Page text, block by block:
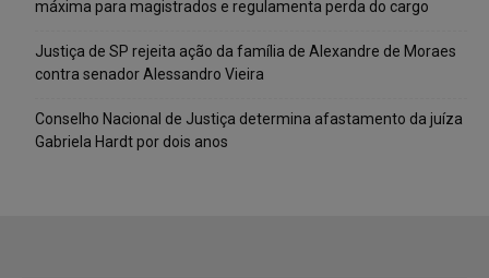
máxima para magistrados e regulamenta perda do cargo
Justiça de SP rejeita ação da família de Alexandre de Moraes
contra senador Alessandro Vieira
Conselho Nacional de Justiça determina afastamento da juíza
Gabriela Hardt por dois anos